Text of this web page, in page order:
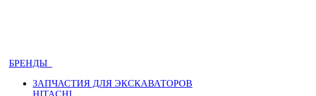
БРЕНДЫ
ЗАПЧАСТИЯ ДЛЯ ЭКСКАВАТОРОВ
HITACHI